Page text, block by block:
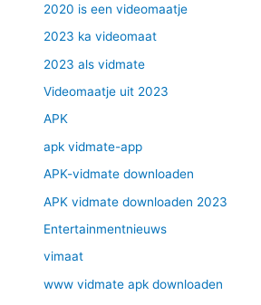
2020 is een videomaatje
2023 ka videomaat
2023 als vidmate
Videomaatje uit 2023
APK
apk vidmate-app
APK-vidmate downloaden
APK vidmate downloaden 2023
Entertainmentnieuws
vimaat
www vidmate apk downloaden